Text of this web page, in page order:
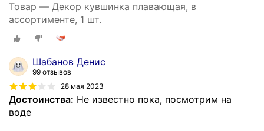
Товар — Декор кувшинка плавающая, в
ассортименте, 1 шт.
Шабанов Денис
99 отзывов
28 мая 2023
Достоинства: Не известно пока, посмотрим на
воде